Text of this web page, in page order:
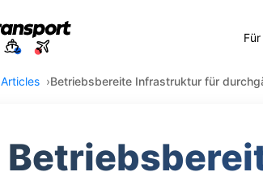
Articles Betriebsbereite Infrastruktur für